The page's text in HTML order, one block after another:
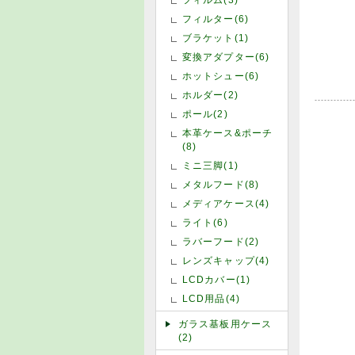
フィルター(6)
ブラケット(1)
変換アダプター(6)
ホットシュー(6)
ホルダー(2)
ポール(2)
本革ケース&ポーチ
(8)
ミニ三脚(1)
メタルフード(8)
メディアケース(4)
ライト(6)
ラバーフード(2)
レンズキャップ(4)
LCDカバー(1)
LCD用品(4)
ガラス基板用ケース
(2)